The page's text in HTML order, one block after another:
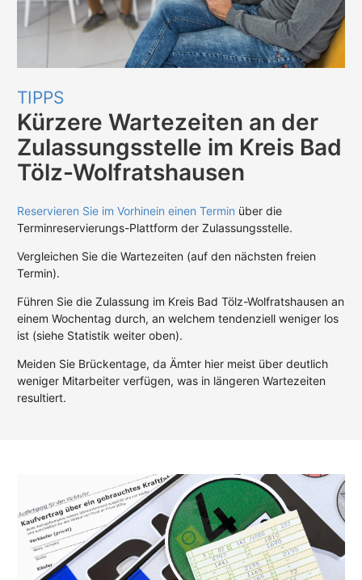
TIPPS
Kürzere Wartezeiten an der
Zulassungsstelle im Kreis Bad
Tölz-Wolfratshausen
Reservieren Sie im Vorhinein einen Termin über die
Terminreservierungs-Plattform der Zulassungsstelle.
Vergleichen Sie die Wartezeiten (auf den nächsten freien
Termin).
Führen Sie die Zulassung im Kreis Bad Tölz-Wolfratshausen an
einem Wochentag durch, an welchem tendenziell weniger los
ist (siehe Statistik weiter oben).
Meiden Sie Brückentage, da Ämter hier meist über deutlich
weniger Mitarbeiter verfügen, was in längeren Wartezeiten
resultiert.